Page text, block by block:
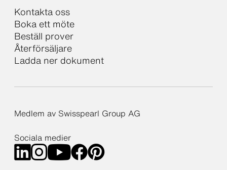
Kontakta oss
Boka ett möte
Beställ prover
Återförsäljare
Ladda ner dokument
Medlem av Swisspearl Group AG
Sociala medier